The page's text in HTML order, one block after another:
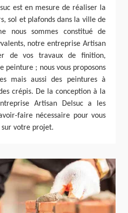
est en mesure de réaliser la
sol et plafonds dans la ville de
nous sommes constitué de
notre entreprise Artisan
de vos travaux de finition,
peinture ; nous vous proposons
mais aussi des peintures à
crépis. De la conception à la
Artisan Delsuc a les
faire nécessaire pour vous
votre projet.